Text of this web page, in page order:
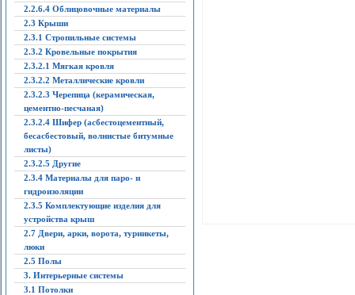
2.2.6.4 Облицовочные материалы
2.3 Крыши
2.3.1 Стропильные системы
2.3.2 Кровельные покрытия
2.3.2.1 Мягкая кровля
2.3.2.2 Металлические кровли
2.3.2.3 Черепица (керамическая,
цементно-песчаная)
2.3.2.4 Шифер (асбестоцементный,
бесасбестовый, волнистые битумные
листы)
2.3.2.5 Другие
2.3.4 Материалы для паро- и
гидроизоляции
2.3.5 Комплектующие изделия для
устройства крыш
2.7 Двери, арки, ворота, турникеты,
люки
2.5 Полы
3. Интерьерные системы
3.1 Потолки